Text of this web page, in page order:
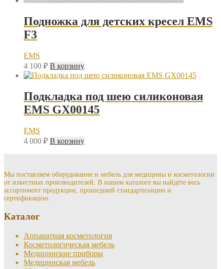
Подножка для детских кресел EMS
F3
EMS
4 100 ₽ В корзину
Подкладка под шею силиконовая
EMS GX00145
EMS
4 000 ₽ В корзину
Мы поставляем оборудование и мебель для медицины и косметологии
от известных производителей. В нашем каталоге вы найдёте весь
ассортимент продукции, прошедшей стандартизацию и
сертификацию.
Каталог
Аппаратная косметология
Косметологическая мебель
Медицинские приборы
Медицинская мебель